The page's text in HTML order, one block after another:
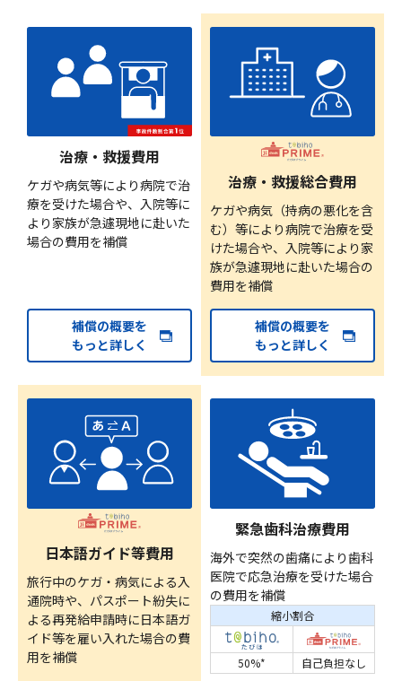
治療・救援費用
ケガや病気等により病院で治
療を受けた場合や、入院等に
より家族が急遽現地に赴いた
場合の費用を補償
補償の概要を
もっと詳しく
治療・救援総合費用
ケガや病気（持病の悪化を含
む）等により病院で治療を受
けた場合や、入院等により家
族が急遽現地に赴いた場合の
費用を補償
補償の概要を
もっと詳しく
日本語ガイド等費用
旅行中のケガ・病気による入
通院時や、パスポート紛失に
よる再発給申請時に日本語ガ
イド等を雇い入れた場合の費
用を補償
緊急歯科治療費用
海外で突然の歯痛により歯科
医院で応急治療を受けた場合
の費用を補償
縮小割合
50%*
自己負担なし